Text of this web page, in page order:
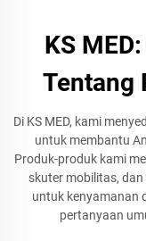
KS
Tentang
Di KS MED, kami
untuk membantu
Produk-produk kami
skuter mobilitas,
untuk kenyamanan
pertanyaan